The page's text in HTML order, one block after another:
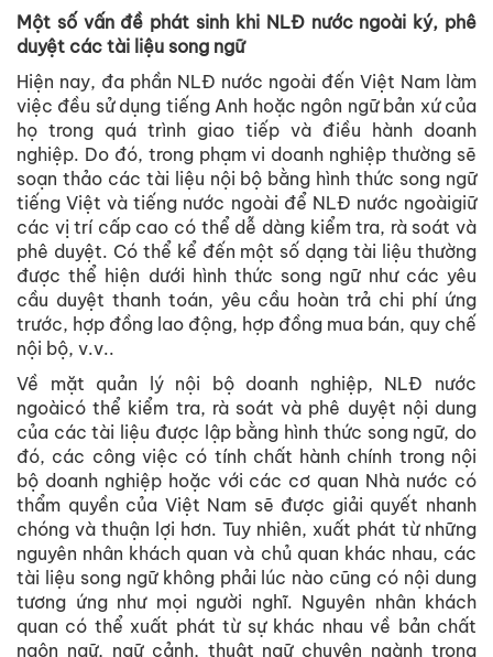
Một số vấn đề phát sinh khi NLĐ nước ngoài ký, phê
duyệt các tài liệu song ngữ
Hiện nay, đa phần NLĐ nước ngoài đến Việt Nam làm
việc đều sử dụng tiếng Anh hoặc ngôn ngữ bản xứ của
họ trong quá trình giao tiếp và điều hành doanh
nghiệp. Do đó, trong phạm vi doanh nghiệp thường sẽ
soạn thảo các tài liệu nội bộ bằng hình thức song ngữ
tiếng Việt và tiếng nước ngoài để NLĐ nước ngoàigiữ
các vị trí cấp cao có thể dễ dàng kiểm tra, rà soát và
phê duyệt. Có thể kể đến một số dạng tài liệu thường
được thể hiện dưới hình thức song ngữ như các yêu
cầu duyệt thanh toán, yêu cầu hoàn trả chi phí ứng
trước, hợp đồng lao động, hợp đồng mua bán, quy chế
nội bộ, v.v..
Về mặt quản lý nội bộ doanh nghiệp, NLĐ nước
ngoàicó thể kiểm tra, rà soát và phê duyệt nội dung
của các tài liệu được lập bằng hình thức song ngữ, do
đó, các công việc có tính chất hành chính trong nội
bộ doanh nghiệp hoặc với các cơ quan Nhà nước có
thẩm quyền của Việt Nam sẽ được giải quyết nhanh
chóng và thuận lợi hơn. Tuy nhiên, xuất phát từ những
nguyên nhân khách quan và chủ quan khác nhau, các
tài liệu song ngữ không phải lúc nào cũng có nội dung
tương ứng như mọi người nghĩ. Nguyên nhân khách
quan có thể xuất phát từ sự khác nhau về bản chất
ngôn ngữ, ngữ cảnh, thuật ngữ chuyên ngành trong